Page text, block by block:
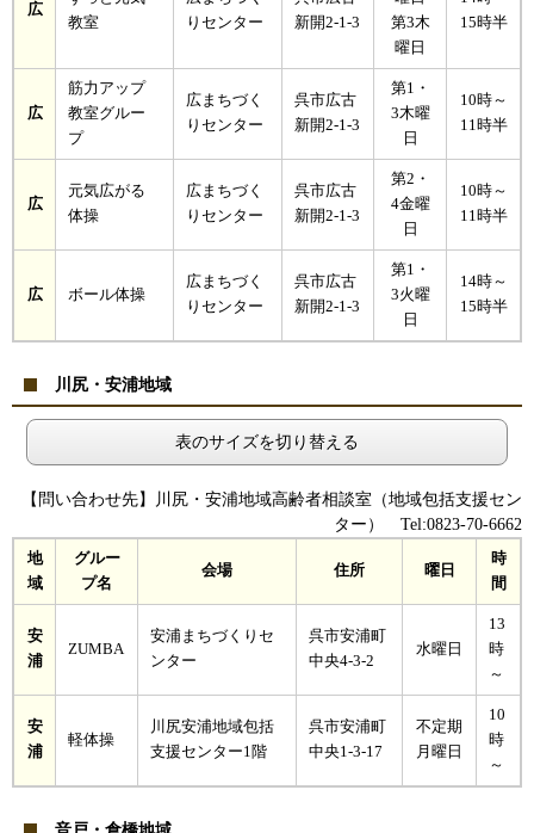
広
教室
りセンター
新開2-1-3
第3木
曜日
15時半
広
筋力アップ
教室グルー
プ
広まちづく
りセンター
呉市広古
新開2-1-3
第1・
3木曜
日
10時～
11時半
広
元気広がる
体操
広まちづく
りセンター
呉市広古
新開2-1-3
第2・
4金曜
日
10時～
11時半
広 ボール体操
広まちづく
りセンター
呉市広古
新開2-1-3
第1・
3火曜
日
14時～
15時半
川尻・安浦地域
表のサイズを切り替える
【問い合わせ先】川尻・安浦地域高齢者相談室（地域包括支援セン
ター） Tel:0823-70-6662
地
域
グルー
プ名
会場 住所 曜日
時
間
安
浦
ZUMBA
安浦まちづくりセ
ンター
呉市安浦町
中央4-3-2
水曜日
13
時
～
安
浦
軽体操
川尻安浦地域包括
支援センター1階
呉市安浦町
中央1-3-17
不定期
月曜日
10
時
～